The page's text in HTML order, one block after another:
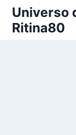
Salta
contenuto
Universo
Ritina80